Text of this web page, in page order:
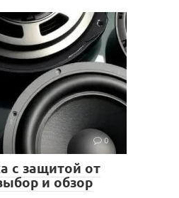
0
с защитой от
и обзор